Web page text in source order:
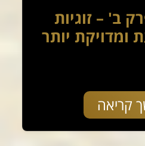
ב' – זוגיות
ומדויקת יותר
קריאה